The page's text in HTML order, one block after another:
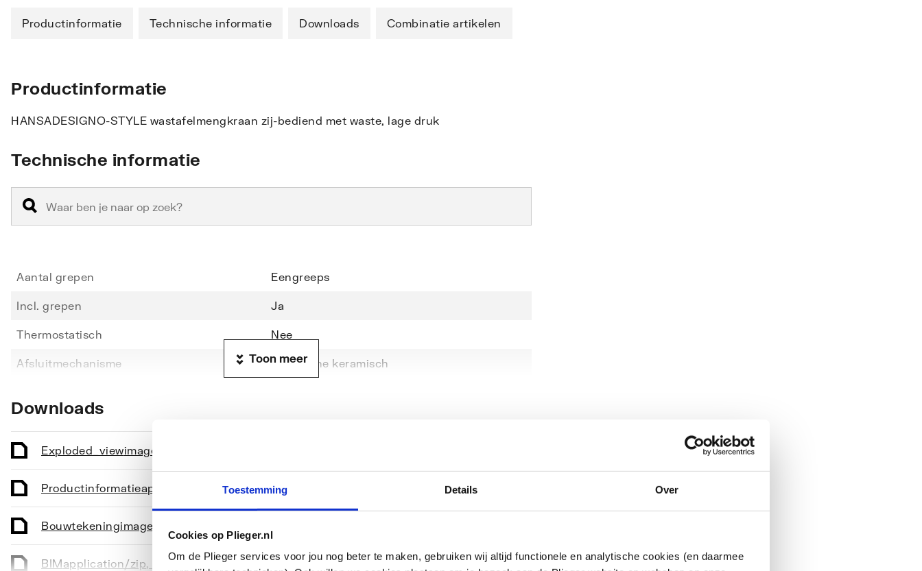
Toestemming Details Over
Cookies op Plieger.nl
Om de Plieger services voor jou nog beter te maken, gebruiken wij altijd functionele en analytische cookies (en daarmee
Productinformatie Technische informatie Downloads Combinatie artikelen
Productinformatie
HANSADESIGNO-STYLE wastafelmengkraan zij-bediend met waste, lage druk
Technische informatie
Aantal grepen Eengreeps
Incl. grepen Ja
Thermostatisch Nee
Afsluitmechanisme Cartouche keramisch
Oppervlaktebehandeling
Montagewijze
Aantal kraangaten 1-gats
Basiskleur Chroom
Accentkleur Overig
Toon meer
Downloads
Exploded_viewimage/png
Productinformatieapplication/pdf,843 KB
Bouwtekeningimage/png
BIMapplication/zip, 6 MB
Toon meer